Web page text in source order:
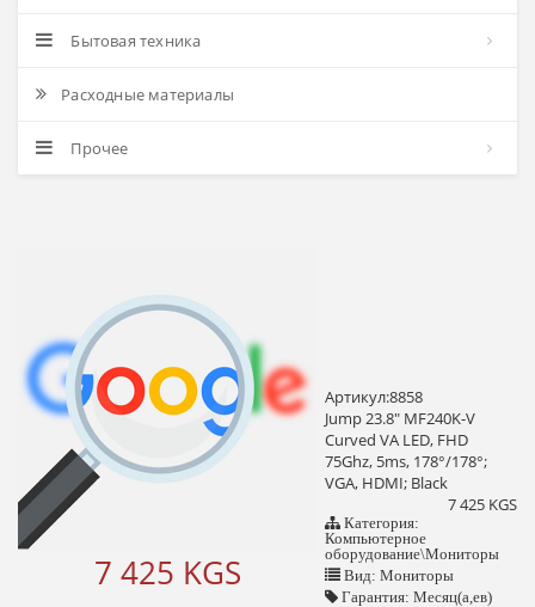
Бытовая техника
Расходные материалы
Прочее
7 425 KGS
Артикул:8858
Jump 23.8" MF240K-V
Curved VA LED, FHD
75Ghz, 5ms, 178°/178°;
VGA, HDMI; Black
7 425 KGS
Категория:
Компьютерное
оборудование\Мониторы
Вид: Мониторы
Гарантия: Месяц(а,ев)